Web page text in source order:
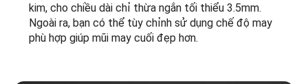
kim, cho chiều dài chỉ thừa ngắn tối thiểu 3.5mm.
Ngoài ra, bạn có thể tùy chỉnh sử dụng chế độ may
phù hợp giúp mũi may cuối đẹp hơn.